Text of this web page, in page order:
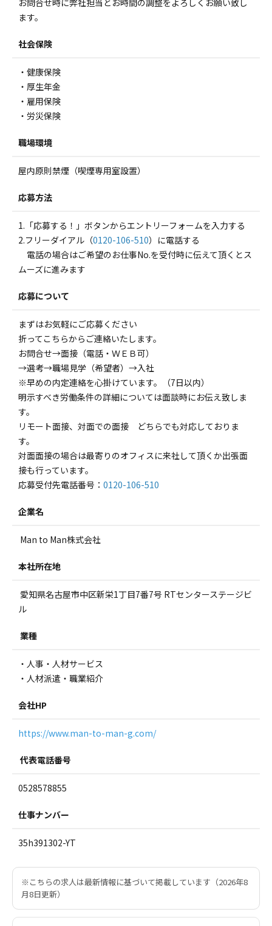
お問合せ時に弊社担当とお時間の調整をよろしくお願い致し
ます。
社会保険
・健康保険
・厚生年金
・雇用保険
・労災保険
職場環境
屋内原則禁煙（喫煙専用室設置）
応募方法
1.「応募する！」ボタンからエントリーフォームを入力する
2.フリーダイアル（0120-106-510）に電話する
電話の場合はご希望のお仕事No.を受付時に伝えて頂くとス
ムーズに進みます
応募について
まずはお気軽にご応募ください
折ってこちらからご連絡いたします。
お問合せ→面接（電話・ＷＥＢ可）
→選考→職場見学（希望者）→入社
※早めの内定連絡を心掛けています。（7日以内）
明示すべき労働条件の詳細については面談時にお伝え致しま
す。
リモート面接、対面での面接 どちらでも対応しておりま
す。
対面面接の場合は最寄りのオフィスに来社して頂くか出張面
接も行っています。
応募受付先電話番号： 0120-106-510
企業名
Man to Man株式会社
本社所在地
愛知県名古屋市中区新栄1丁目7番7号 RTセンターステージビ
ル
業種
・人事・人材サービス
・人材派遣・職業紹介
会社HP
https://www.man-to-man-g.com/
代表電話番号
0528578855
仕事ナンバー
35h391302-YT
※こちらの求人は最新情報に基づいて掲載しています（2026年8
月8日更新）